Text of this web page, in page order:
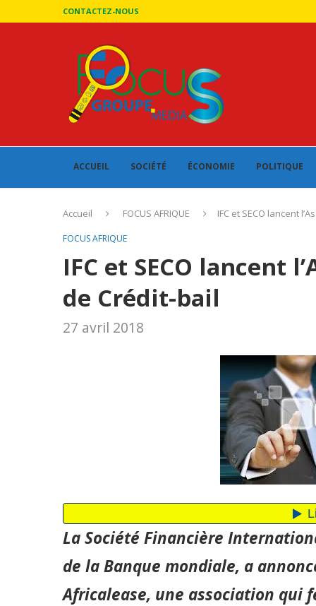
CONTACTEZ-NOUS
ACCUEIL SOCIÉTÉ ÉCONOMIE POLITIQUE
Accueil FOCUS AFRIQUE IFC et SECO lancent
FOCUS AFRIQUE
IFC et SECO lancent
de Crédit-bail
27 avril 2018
La Société Financière
de la Banque mondiale, a
Africalease, une association qui